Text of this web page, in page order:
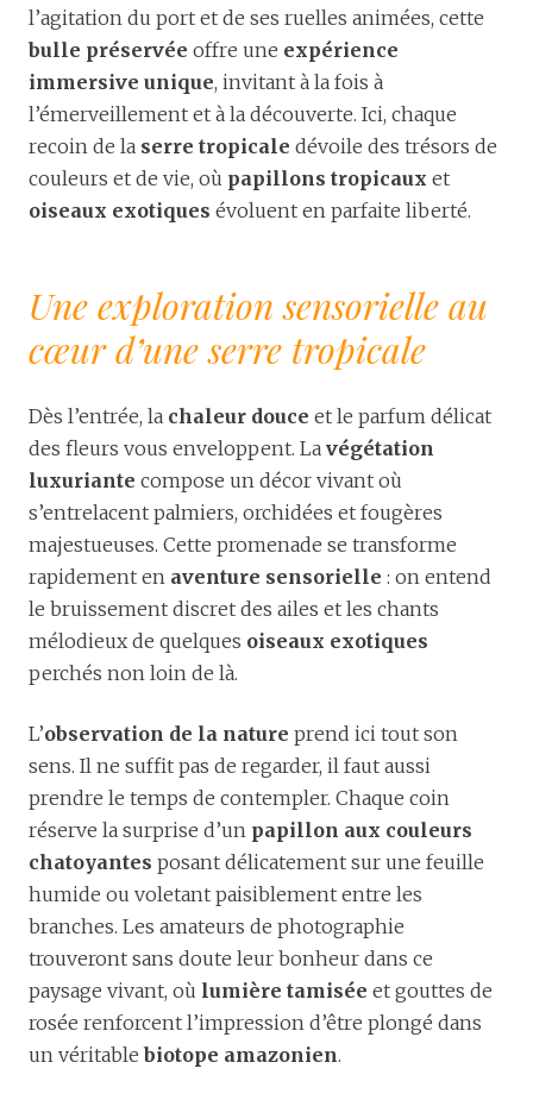
l’agitation du port et de ses ruelles animées, cette
bulle préservée offre une expérience
immersive unique, invitant à la fois à
l’émerveillement et à la découverte. Ici, chaque
recoin de la serre tropicale dévoile des trésors de
couleurs et de vie, où papillons tropicaux et
oiseaux exotiques évoluent en parfaite liberté.
Une exploration sensorielle au
cœur d’une serre tropicale
Dès l’entrée, la chaleur douce et le parfum délicat
des fleurs vous enveloppent. La végétation
luxuriante compose un décor vivant où
s’entrelacent palmiers, orchidées et fougères
majestueuses. Cette promenade se transforme
rapidement en aventure sensorielle : on entend
le bruissement discret des ailes et les chants
mélodieux de quelques oiseaux exotiques
perchés non loin de là.
L’observation de la nature prend ici tout son
sens. Il ne suffit pas de regarder, il faut aussi
prendre le temps de contempler. Chaque coin
réserve la surprise d’un papillon aux couleurs
chatoyantes posant délicatement sur une feuille
humide ou voletant paisiblement entre les
branches. Les amateurs de photographie
trouveront sans doute leur bonheur dans ce
paysage vivant, où lumière tamisée et gouttes de
rosée renforcent l’impression d’être plongé dans
un véritable biotope amazonien.